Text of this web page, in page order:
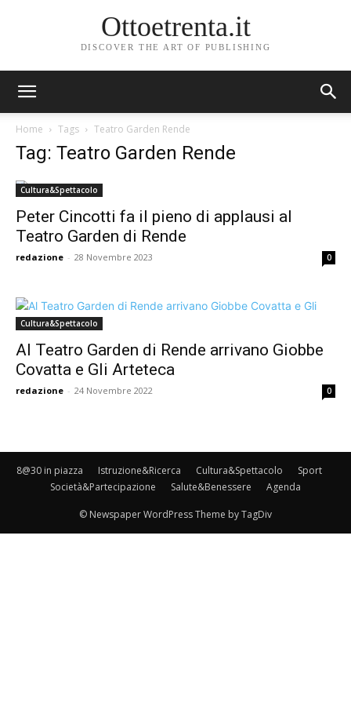
Ottoetrenta.it
DISCOVER THE ART OF PUBLISHING
Home Tags Teatro Garden Rende
Tag: Teatro Garden Rende
Cultura&Spettacolo
Peter Cincotti fa il pieno di applausi al
Teatro Garden di Rende
redazione - 28 Novembre 2023 0
Cultura&Spettacolo
Al Teatro Garden di Rende arrivano Giobbe
Covatta e Gli Arteteca
redazione - 24 Novembre 2022 0
8@30 in piazza Istruzione&Ricerca Cultura&Spettacolo
Sport
Società&Partecipazione
Salute&Benessere Agenda
© Newspaper WordPress Theme by TagDiv